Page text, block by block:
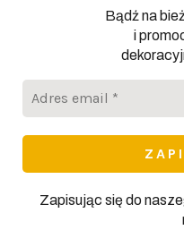
Bądź na
i
Zapisując się do